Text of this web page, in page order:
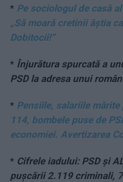
* Pe sociologul de casă
„Să moară cretinii ăștia
Dobitocii!”
* Înjurătura spurcată a
PSD la adresa unui
* Pensiile, salariile mărite
114, bombele puse de
economiei. Avertizarea
* Cifrele iadului: PSD și
pușcării 2.119 criminali,